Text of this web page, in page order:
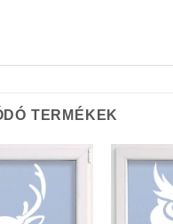
TERMÉKEK